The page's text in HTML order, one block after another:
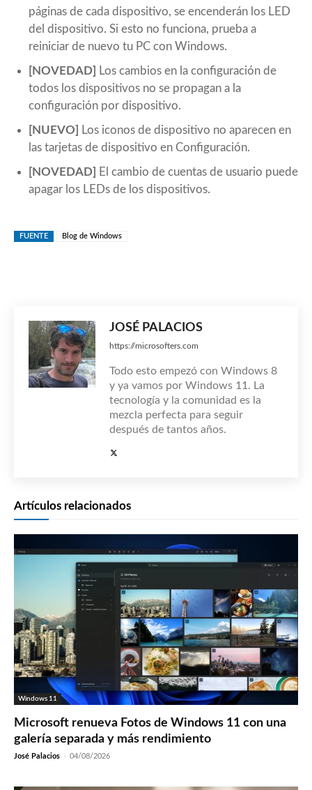
páginas de cada dispositivo, se encenderán los LED
del dispositivo. Si esto no funciona, prueba a
reiniciar de nuevo tu PC con Windows.
[NOVEDAD] Los cambios en la configuración de
todos los dispositivos no se propagan a la
configuración por dispositivo.
[NUEVO] Los iconos de dispositivo no aparecen en
las tarjetas de dispositivo en Configuración.
[NOVEDAD] El cambio de cuentas de usuario puede
apagar los LEDs de los dispositivos.
FUENTE Blog de Windows
JOSÉ PALACIOS
https://microsofters.com
Todo esto empezó con Windows 8
y ya vamos por Windows 11. La
tecnología y la comunidad es la
mezcla perfecta para seguir
después de tantos años.
Artículos relacionados
Windows 11
Microsoft renueva Fotos de Windows 11 con una
galería separada y más rendimiento
José Palacios - 04/08/2026